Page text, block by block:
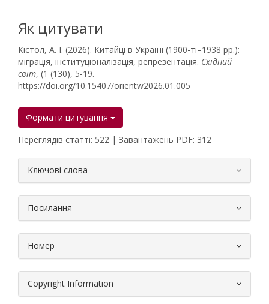
Як цитувати
Кістол, А. І. (2026). Китайці в Україні (1900-ті–1938 рр.):
міграція, інституціоналізація, репрезентація. Східний
світ, (1 (130), 5-19.
https://doi.org/10.15407/orientw2026.01.005
Формати цитування
Переглядів статті: 522 | Завантажень PDF: 312
Ключові слова
Посилання
Номер
Copyright Information